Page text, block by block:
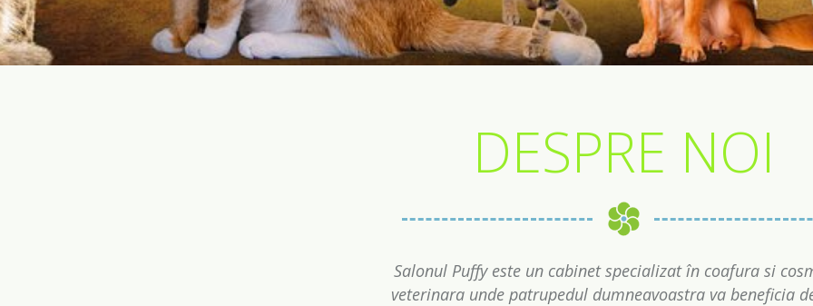
DESPRE NOI
Salonul Puffy este un cabinet specializat în coafura si
veterinara unde patrupedul dumneavoastra va beneficia